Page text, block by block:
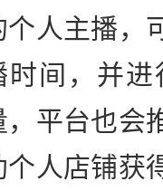
个人主播，
时间，并
，平台也会
个人店铺获